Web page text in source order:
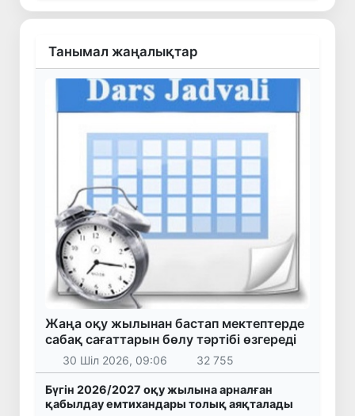
Танымал жаңалықтар
Жаңа оқу жылынан бастап мектептерде
сабақ сағаттарын бөлу тәртібі өзгереді
30 Шіл 2026, 09:06 32 755
Бүгін 2026/2027 оқу жылына арналған
қабылдау емтихандары толық аяқталады